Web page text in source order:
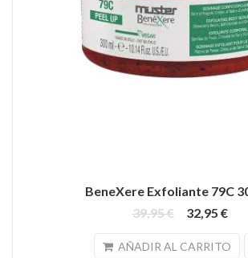
BeneXere Exfoliante 79C
39,95 €
32,95 €
AÑADIR AL CARRITO